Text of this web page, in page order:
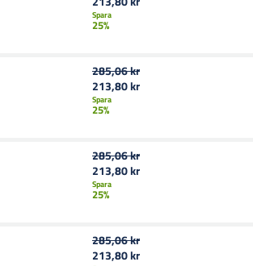
Spara
25%
285,06 kr
213,80 kr
Spara
25%
285,06 kr
213,80 kr
Spara
25%
285,06 kr
213,80 kr